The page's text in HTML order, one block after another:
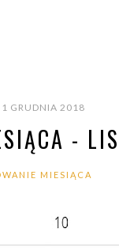
1 GRUDNIA 2018
-
MIESIĄCA